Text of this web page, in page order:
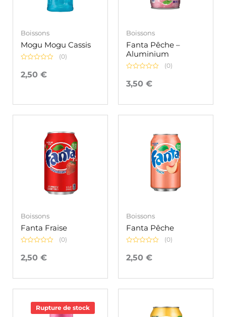
Boissons
Mogu Mogu Cassis
0
sur
(0)
2,50 €
Boissons
Fanta Pêche –
Aluminium
0
sur
(0)
3,50 €
Boissons
Fanta Fraise
0
sur
(0)
2,50 €
Boissons
Fanta Pêche
0
sur
(0)
2,50 €
Rupture de stock